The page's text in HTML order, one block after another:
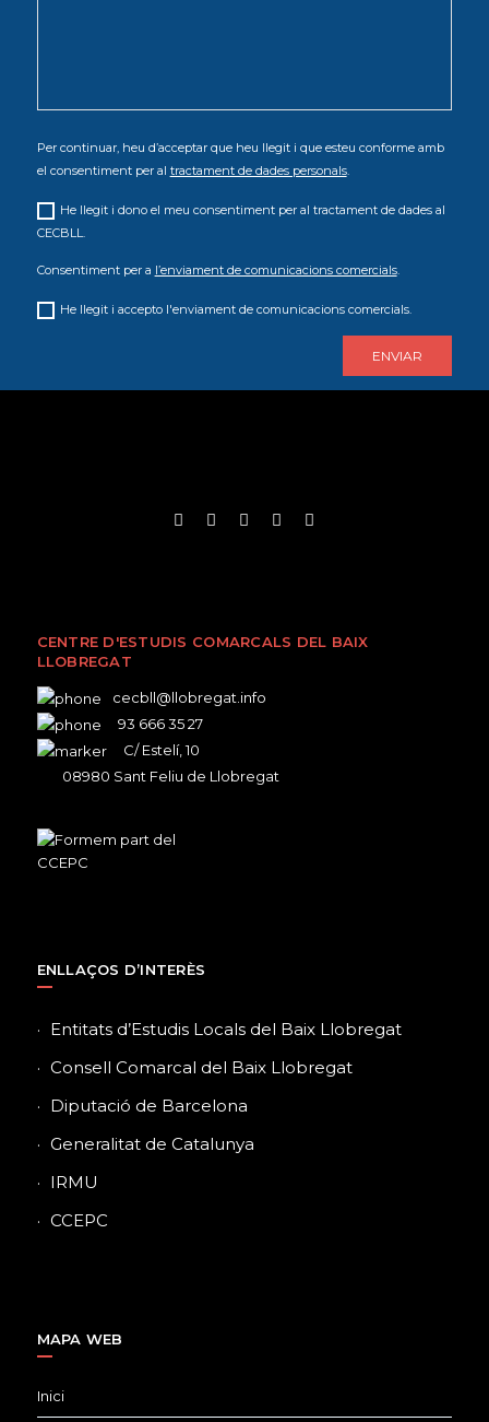
Per continuar, heu d’acceptar que heu llegit i que esteu conforme amb
el consentiment per al tractament de dades personals.
He llegit i dono el meu consentiment per al tractament de dades al
CECBLL.
Consentiment per a l’enviament de comunicacions comercials.
He llegit i accepto l'enviament de comunicacions comercials.
CENTRE D'ESTUDIS COMARCALS DEL BAIX
LLOBREGAT
cecbll@llobregat.info
93 666 35 27
C/ Estelí, 10
08980 Sant Feliu de Llobregat
ENLLAÇOS D’INTERÈS
Entitats d’Estudis Locals del Baix Llobregat
Consell Comarcal del Baix Llobregat
Diputació de Barcelona
Generalitat de Catalunya
IRMU
CCEPC
MAPA WEB
Inici